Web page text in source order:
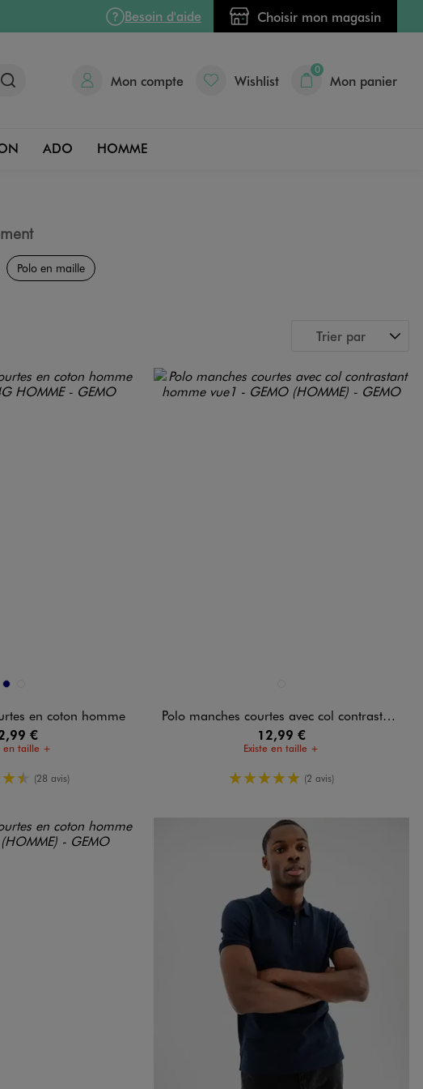
Besoin d'aide Choisir mon magasin
Mon compte Wishlist
0
Mon panier
ADO HOMME
Polo en maille
Trier par
MARINE
en coton homme
€
en taille +
5 de moyenne
(28 avis)
Polo manches courtes avec col contrastant homme
12,99 €
Existe en taille +
5/5 de moyenne
(2 avis)